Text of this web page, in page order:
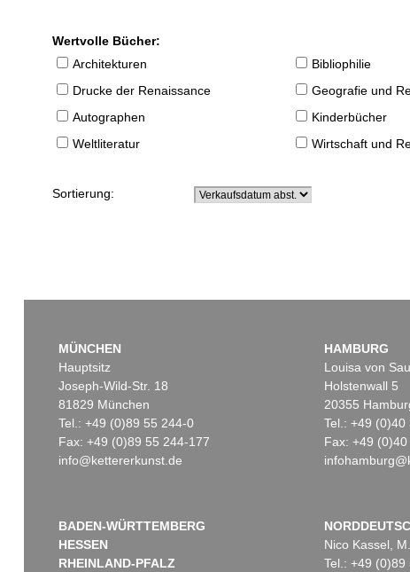
Wertvolle Bücher:
Architekturen
Bibliophilie
Drucke der Renaissance
Geografie und
Autographen
Kinderbücher
Weltliteratur
Wirtschaft und
Sortierung:
MÜNCHEN
Hauptsitz
Joseph-Wild-Str. 18
81829 München
Tel.: +49 (0)89 55 244-0
Fax: +49 (0)89 55 244-177
info@kettererkunst.de
HAMBURG
Louisa von
Holstenwall 5
20355
Tel.: +49 (0)40
Fax: +49
BADEN-WÜRTTEMBERG
HESSEN
RHEINLAND-PFALZ
Nico Kassel,
Tel.: +49 (0)89